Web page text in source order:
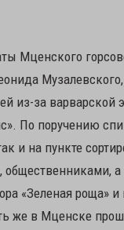
Мценского
из-за варварской
По поручению
и на пункте
«Зеленая роща»
же в Мценске